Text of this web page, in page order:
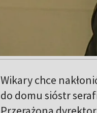
Wikary chce
do domu sióstr